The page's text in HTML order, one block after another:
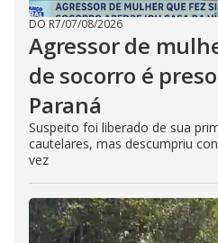
DO R7/07/08/2026
Agressor de
de socorro é
Paraná
Suspeito foi liberado de sua
cautelares, mas descumpriu
vez